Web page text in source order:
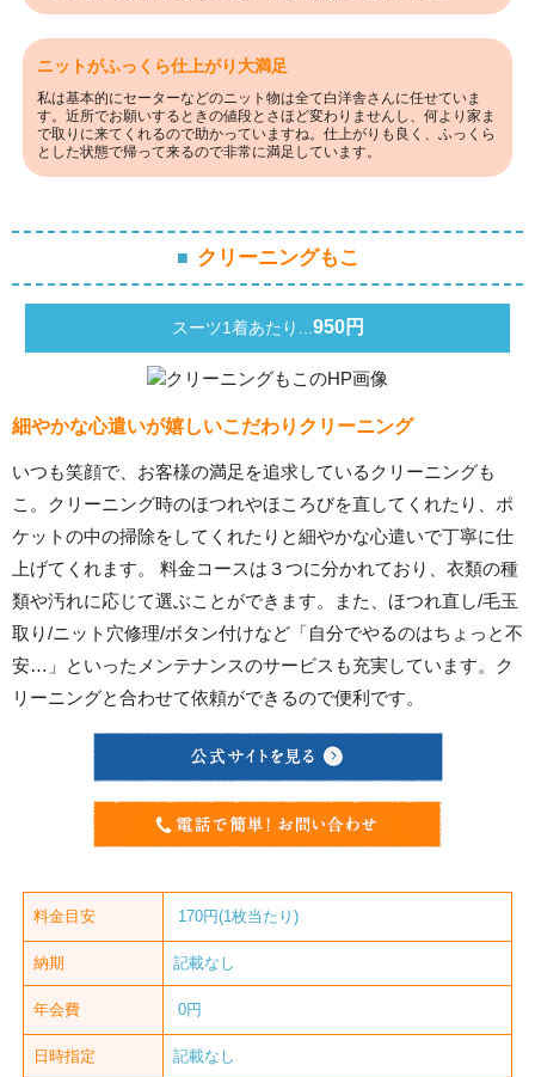
ニットがふっくら仕上がり大満足
私は基本的にセーターなどのニット物は全て白洋舎さんに任せていま
す。近所でお願いするときの値段とさほど変わりませんし、何より家ま
で取りに来てくれるので助かっていますね。仕上がりも良く、ふっくら
とした状態で帰って来るので非常に満足しています。
クリーニングもこ
スーツ1着あたり... 950円
細やかな心遣いが嬉しいこだわりクリーニング
いつも笑顔で、お客様の満足を追求しているクリーニングも
こ。クリーニング時のほつれやほころびを直してくれたり、ポ
ケットの中の掃除をしてくれたりと細やかな心遣いで丁寧に仕
上げてくれます。 料金コースは３つに分かれており、衣類の種
類や汚れに応じて選ぶことができます。また、ほつれ直し/毛玉
取り/ニット穴修理/ボタン付けなど「自分でやるのはちょっと不
安…」といったメンテナンスのサービスも充実しています。ク
リーニングと合わせて依頼ができるので便利です。
料金目安 170円(1枚当たり)
納期 記載なし
年会費 0円
日時指定 記載なし